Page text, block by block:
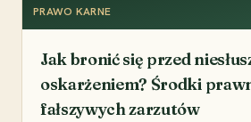
PRAWO KARNE
Jak bronić się przed
oskarżeniem? Środki
fałszywych zarzutów